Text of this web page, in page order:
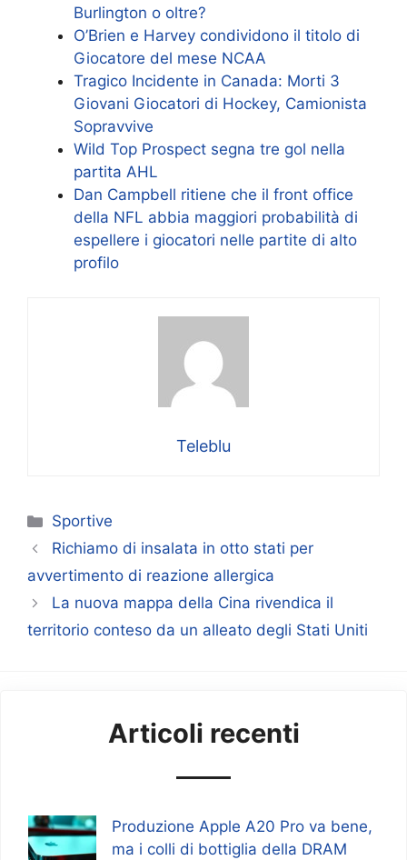
Burlington o oltre?
O’Brien e Harvey condividono il titolo di
Giocatore del mese NCAA
Tragico Incidente in Canada: Morti 3
Giovani Giocatori di Hockey, Camionista
Sopravvive
Wild Top Prospect segna tre gol nella
partita AHL
Dan Campbell ritiene che il front office
della NFL abbia maggiori probabilità di
espellere i giocatori nelle partite di alto
profilo
Teleblu
Categorie
Sportive
Richiamo di insalata in otto stati per
avvertimento di reazione allergica
La nuova mappa della Cina rivendica il
territorio conteso da un alleato degli Stati Uniti
Articoli recenti
Produzione Apple A20 Pro va bene,
ma i colli di bottiglia della DRAM